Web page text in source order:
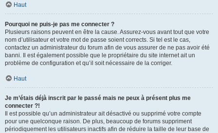
Haut
Pourquoi ne puis-je pas me connecter ?
Plusieurs raisons peuvent en être la cause. Assurez-vous avant tout que votre
nom d’utilisateur et votre mot de passe soient corrects. Si tel est le cas,
contactez un administrateur du forum afin de vous assurer de ne pas avoir été
banni. Il est également possible que le propriétaire du site internet ait un
problème de configuration et qu’il soit nécessaire de la corriger.
Haut
Je m’étais déjà inscrit par le passé mais ne peux à présent plus me
connecter ?!
Il est possible qu’un administrateur ait désactivé ou supprimé votre compte
pour une quelconque raison. De plus, beaucoup de forums suppriment
périodiquement les utilisateurs inactifs afin de réduire la taille de leur base de